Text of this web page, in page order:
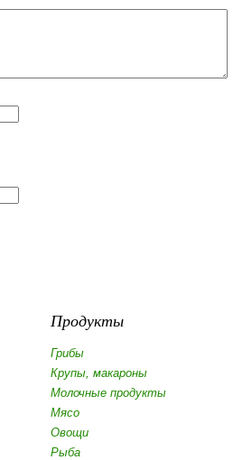
Продукты
Грибы
Крупы, макароны
Молочные продукты
Мясо
Овощи
Рыба